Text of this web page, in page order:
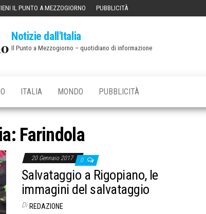
IL PUNTO A MEZZOGIORNO PUBBLICITÀ
Notizie dall'Italia
Il Punto a Mezzogiorno – quotidiano di informazione
ITALIA MONDO PUBBLICITÀ
Farindola
20 Gennaio 2017 0
Salvataggio a Rigopiano, le
immagini del salvataggio
Di REDAZIONE